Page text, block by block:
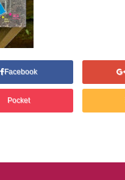
Facebook
Pocket